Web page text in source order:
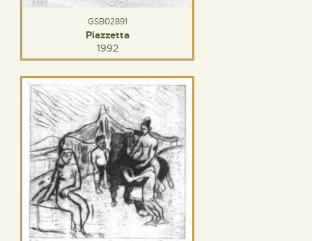
GSB02891
Piazzetta
1992